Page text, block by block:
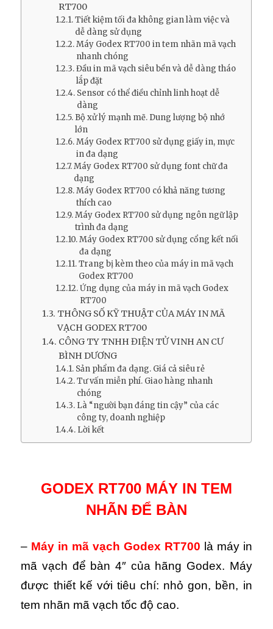
RT700
Tiết kiệm tối đa không gian làm việc và
dễ dàng sử dụng
Máy Godex RT700 in tem nhãn mã vạch
nhanh chóng
Đầu in mã vạch siêu bền và dễ dàng tháo
lắp đặt
Sensor có thể điều chỉnh linh hoạt dễ
dàng
Bộ xử lý mạnh mẽ. Dung lượng bộ nhớ
lớn
Máy Godex RT700 sử dụng giấy in, mực
in đa dạng
Máy Godex RT700 sử dụng font chữ đa
dạng
Máy Godex RT700 có khả năng tương
thích cao
Máy Godex RT700 sử dụng ngôn ngữ lập
trình đa dạng
Máy Godex RT700 sử dụng cổng kết nối
đa dạng
Trang bị kèm theo của máy in mã vạch
Godex RT700
Ứng dụng của máy in mã vạch Godex
RT700
THÔNG SỐ KỸ THUẬT CỦA MÁY IN MÃ
VẠCH GODEX RT700
CÔNG TY TNHH ĐIỆN TỬ VINH AN CƯ
BÌNH DƯƠNG
Sản phẩm đa dạng. Giá cả siêu rẻ
Tư vấn miễn phí. Giao hàng nhanh
chóng
Là “người bạn đáng tin cậy” của các
công ty, doanh nghiệp
Lời kết
GODEX RT700 MÁY IN TEM
NHÃN ĐỂ BÀN
– Máy in mã vạch Godex RT700 là máy in
mã vạch để bàn 4″ của hãng Godex. Máy
được thiết kế với tiêu chí: nhỏ gon, bền, in
tem nhãn mã vạch tốc độ cao.